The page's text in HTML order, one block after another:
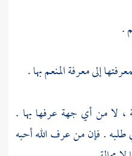
.
إلى معرفة المنعم بها .
، لا من أي جهة عرفها بها .
. فإن من عرف الله أحبه